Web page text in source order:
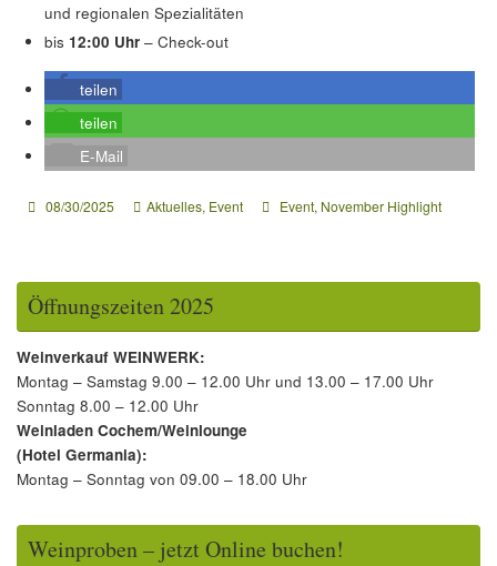
und regionalen Spezialitäten
bis 12:00 Uhr – Check-out
teilen
teilen
E-Mail
08/30/2025 Aktuelles, Event Event, November Highlight
Öffnungszeiten 2025
Weinverkauf WEINWERK:
Montag – Samstag 9.00 – 12.00 Uhr und 13.00 – 17.00 Uhr
Sonntag 8.00 – 12.00 Uhr
Weinladen Cochem/Weinlounge
(Hotel Germania):
Montag – Sonntag von 09.00 – 18.00 Uhr
Weinproben – jetzt Online buchen!